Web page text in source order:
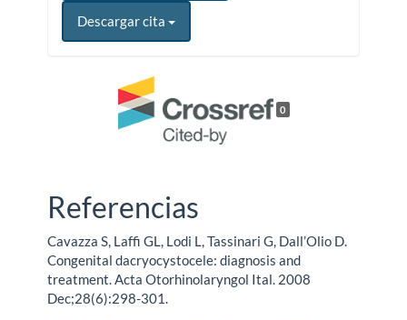
Descargar cita
0
Referencias
Cavazza S, Laffi GL, Lodi L, Tassinari G, Dall’Olio D.
Congenital dacryocystocele: diagnosis and
treatment. Acta Otorhinolaryngol Ital. 2008
Dec;28(6):298-301.